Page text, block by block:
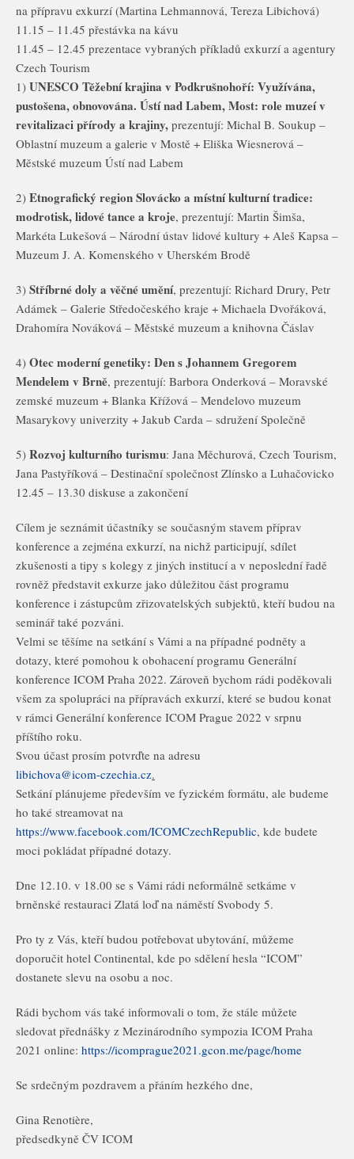
na přípravu exkurzí (Martina Lehmannová, Tereza Libichová)
11.15 – 11.45 přestávka na kávu
11.45 – 12.45 prezentace vybraných příkladů exkurzí a agentury
Czech Tourism
1) UNESCO Těžební krajina v Podkrušnohoří: Využívána,
pustošena, obnovována. Ústí nad Labem, Most: role muzeí v
revitalizaci přírody a krajiny, prezentují: Michal B. Soukup –
Oblastní muzeum a galerie v Mostě + Eliška Wiesnerová –
Městské muzeum Ústí nad Labem
2) Etnografický region Slovácko a místní kulturní tradice:
modrotisk, lidové tance a kroje, prezentují: Martin Šimša,
Markéta Lukešová – Národní ústav lidové kultury + Aleš Kapsa –
Muzeum J. A. Komenského v Uherském Brodě
3) Stříbrné doly a věčné umění, prezentují: Richard Drury, Petr
Adámek – Galerie Středočeského kraje + Michaela Dvořáková,
Drahomíra Nováková – Městské muzeum a knihovna Čáslav
4) Otec moderní genetiky: Den s Johannem Gregorem
Mendelem v Brně, prezentují: Barbora Onderková – Moravské
zemské muzeum + Blanka Křížová – Mendelovo muzeum
Masarykovy univerzity + Jakub Carda – sdružení Společně
5) Rozvoj kulturního turismu: Jana Měchurová, Czech Tourism,
Jana Pastyříková – Destinační společnost Zlínsko a Luhačovicko
12.45 – 13.30 diskuse a zakončení
Cílem je seznámit účastníky se současným stavem příprav
konference a zejména exkurzí, na nichž participují, sdílet
zkušenosti a tipy s kolegy z jiných institucí a v neposlední řadě
rovněž představit exkurze jako důležitou část programu
konference i zástupcům zřizovatelských subjektů, kteří budou na
seminář také pozváni.
Velmi se těšíme na setkání s Vámi a na případné podněty a
dotazy, které pomohou k obohacení programu Generální
konference ICOM Praha 2022. Zároveň bychom rádi poděkovali
všem za spolupráci na přípravách exkurzí, které se budou konat
v rámci Generální konference ICOM Prague 2022 v srpnu
příštího roku.
Svou účast prosím potvrďte na adresu
libichova@icom-czechia.cz.
Setkání plánujeme především ve fyzickém formátu, ale budeme
ho také streamovat na
https://www.facebook.com/ICOMCzechRepublic, kde budete
moci pokládat případné dotazy.
Dne 12.10. v 18.00 se s Vámi rádi neformálně setkáme v
brněnské restauraci Zlatá loď na náměstí Svobody 5.
Pro ty z Vás, kteří budou potřebovat ubytování, můžeme
doporučit hotel Continental, kde po sdělení hesla “ICOM”
dostanete slevu na osobu a noc.
Rádi bychom vás také informovali o tom, že stále můžete
sledovat přednášky z Mezinárodního sympozia ICOM Praha
2021 online: https://icomprague2021.gcon.me/page/home
Se srdečným pozdravem a přáním hezkého dne,
Gina Renotière,
předsedkyně ČV ICOM